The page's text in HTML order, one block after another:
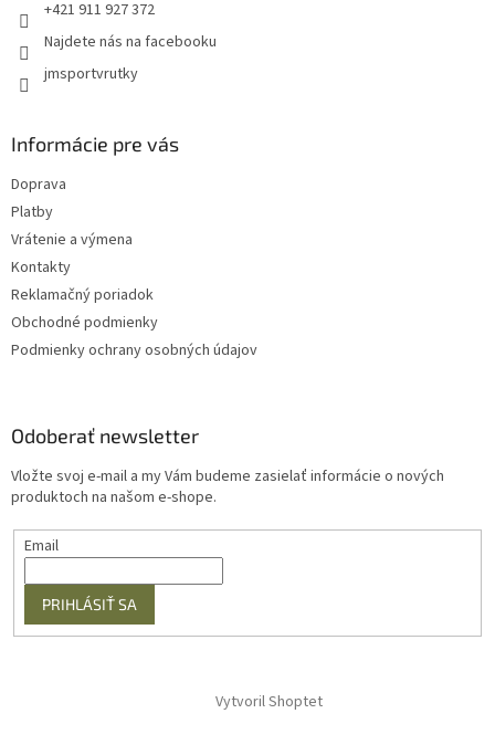
+421 911 927 372
Najdete nás na facebooku
jmsportvrutky
Informácie pre vás
Doprava
Platby
Vrátenie a výmena
Kontakty
Reklamačný poriadok
Obchodné podmienky
Podmienky ochrany osobných údajov
Odoberať newsletter
Vložte svoj e-mail a my Vám budeme zasielať informácie o nových
produktoch na našom e-shope.
Email
PRIHLÁSIŤ SA
Vytvoril Shoptet